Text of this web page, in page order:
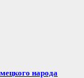
народа